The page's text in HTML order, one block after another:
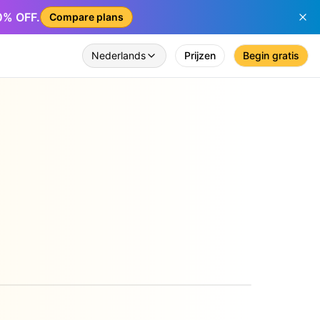
OFF. Compare plans
Nederlands Prijzen Begin gratis